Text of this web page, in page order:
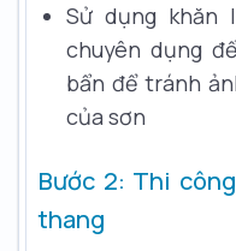
Sử dụng khăn
chuyên dụng
bẩn để tránh
của sơn
Bước 2: Thi
thang